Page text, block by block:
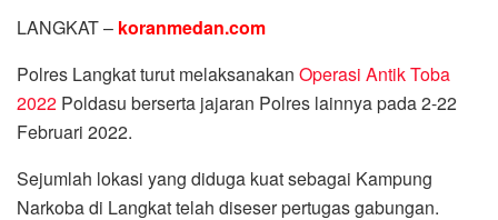
LANGKAT – koranmedan.com
Polres Langkat turut melaksanakan Operasi Antik Toba
2022 Poldasu berserta jajaran Polres lainnya pada 2-22
Februari 2022.
Sejumlah lokasi yang diduga kuat sebagai Kampung
Narkoba di Langkat telah diseser pertugas gabungan.